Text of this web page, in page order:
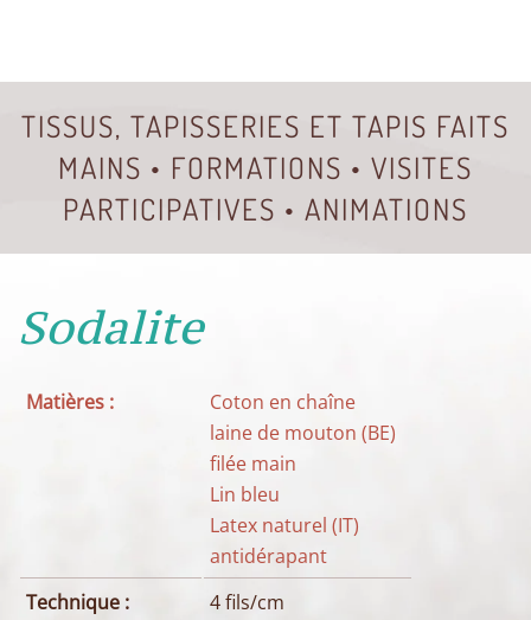
TISSUS, TAPISSERIES ET TAPIS FAITS
MAINS • FORMATIONS • VISITES
PARTICIPATIVES • ANIMATIONS
Sodalite
Matières :
Coton en chaîne
laine de mouton (BE)
filée main
Lin bleu
Latex naturel (IT)
antidérapant
Technique :
4 fils/cm